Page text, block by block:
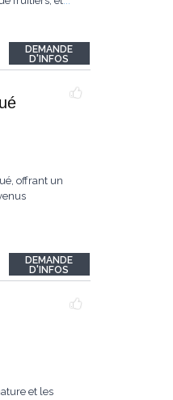
DEMANDE
D'INFOS
offrant un
DEMANDE
D'INFOS
et les